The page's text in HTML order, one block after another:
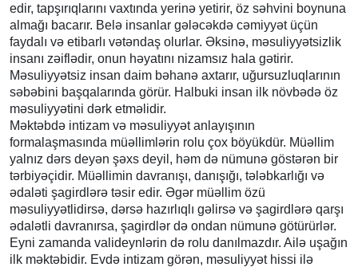
edir, tapşırıqlarını vaxtında yerinə yetirir, öz səhvini boynuna
almağı bacarır. Belə insanlar gələcəkdə cəmiyyət üçün
faydalı və etibarlı vətəndaş olurlar. Əksinə, məsuliyyətsizlik
insanı zəiflədir, onun həyatını nizamsız hala gətirir.
Məsuliyyətsiz insan daim bəhanə axtarır, uğursuzluqlarının
səbəbini başqalarında görür. Halbuki insan ilk növbədə öz
məsuliyyətini dərk etməlidir.
Məktəbdə intizam və məsuliyyət anlayışının
formalaşmasında müəllimlərin rolu çox böyükdür. Müəllim
yalnız dərs deyən şəxs deyil, həm də nümunə göstərən bir
tərbiyəçidir. Müəllimin davranışı, danışığı, tələbkarlığı və
ədaləti şagirdlərə təsir edir. Əgər müəllim özü
məsuliyyətlidirsə, dərsə hazırlıqlı gəlirsə və şagirdlərə qarşı
ədalətli davranırsa, şagirdlər də ondan nümunə götürürlər.
Eyni zamanda valideynlərin də rolu danılmazdır. Ailə uşağın
ilk məktəbidir. Evdə intizam görən, məsuliyyət hissi ilə